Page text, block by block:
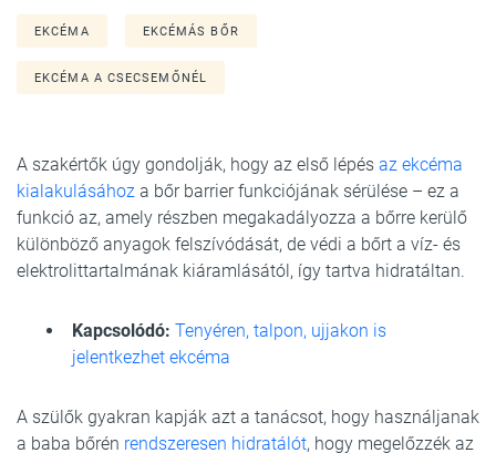
EKCÉMA EKCÉMÁS BŐR
EKCÉMA A CSECSEMŐNÉL
A szakértők úgy gondolják, hogy az első lépés az ekcéma
kialakulásához a bőr barrier funkciójának sérülése – ez a
funkció az, amely részben megakadályozza a bőrre kerülő
különböző anyagok felszívódását, de védi a bőrt a víz- és
elektrolittartalmának kiáramlásától, így tartva hidratáltan.
Kapcsolódó: Tenyéren, talpon, ujjakon is
jelentkezhet ekcéma
A szülők gyakran kapják azt a tanácsot, hogy használjanak
a baba bőrén rendszeresen hidratálót, hogy megelőzzék az